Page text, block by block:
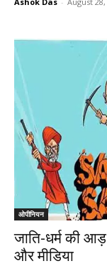
ओपीनियन
जाति-धर्म की
और मीडिया